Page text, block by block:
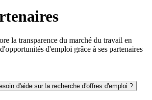
la transparence du marché du travail en
d'emploi grâce à ses partenaires
d'aide sur la recherche d'offres d'emploi ?